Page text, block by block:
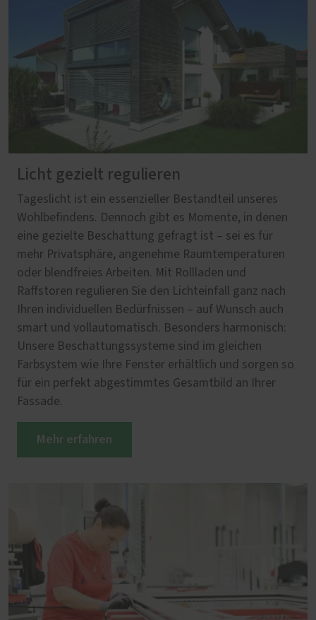
Licht gezielt regulieren
Tageslicht ist ein essenzieller Bestandteil unseres
Wohlbefindens. Dennoch gibt es Momente, in denen
eine gezielte Beschattung gefragt ist – sei es für
mehr Privatsphäre, angenehme Raumtemperaturen
oder blendfreies Arbeiten. Mit Rollladen und
Raffstoren regulieren Sie den Lichteinfall ganz nach
Ihren individuellen Bedürfnissen – auf Wunsch auch
smart und vollautomatisch. Besonders harmonisch:
Unsere Beschattungssysteme sind im gleichen
Farbsystem wie Ihre Fenster erhältlich und sorgen so
für ein perfekt abgestimmtes Gesamtbild an Ihrer
Fassade.
Mehr erfahren